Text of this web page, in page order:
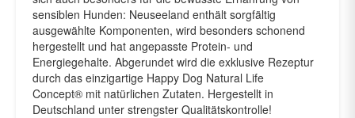
sensiblen Hunden: Neuseeland enthält sorgfältig
ausgewählte Komponenten, wird besonders schonend
hergestellt und hat angepasste Protein- und
Energiegehalte. Abgerundet wird die exklusive Rezeptur
durch das einzigartige Happy Dog Natural Life
Concept® mit natürlichen Zutaten. Hergestellt in
Deutschland unter strengster Qualitätskontrolle!